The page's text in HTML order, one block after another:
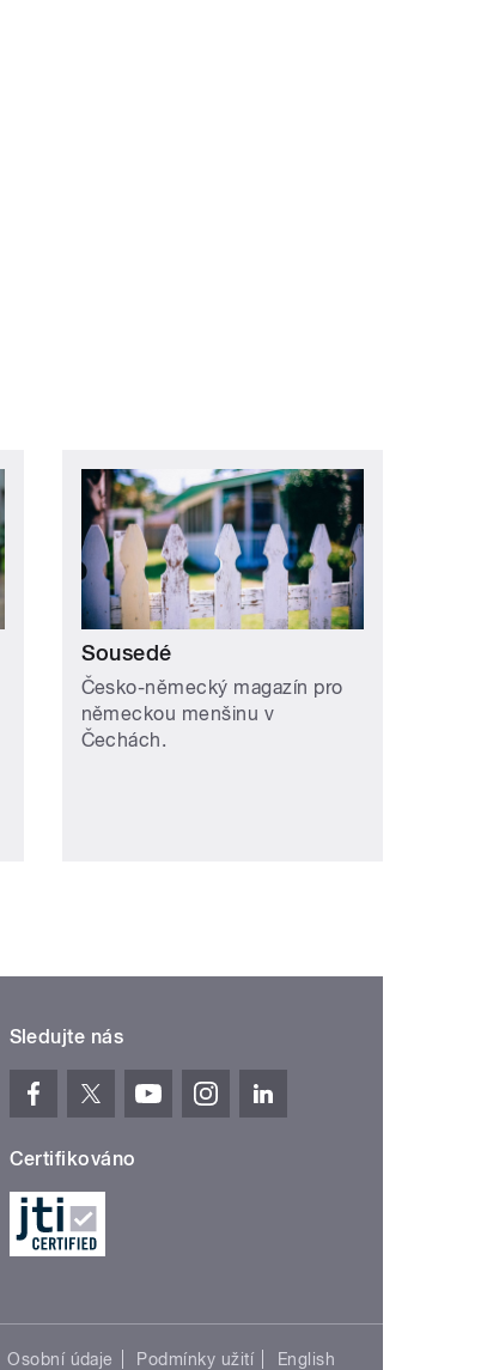
Sousedé
Česko-německý magazín pro
německou menšinu v
Čechách.
Sledujte nás
Certifikováno
Osobní údaje Podmínky užití English